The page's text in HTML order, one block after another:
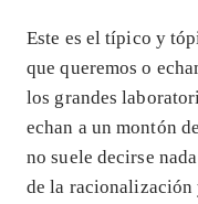
Este es el típico y
que queremos o
los grandes
echan a un montón
no suele decirse
de la